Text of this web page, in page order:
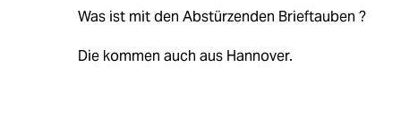
Was ist mit den Abstürzenden Brieftauben ?
Die kommen auch aus Hannover.